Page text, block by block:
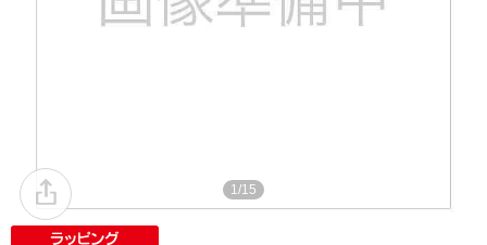
1/15